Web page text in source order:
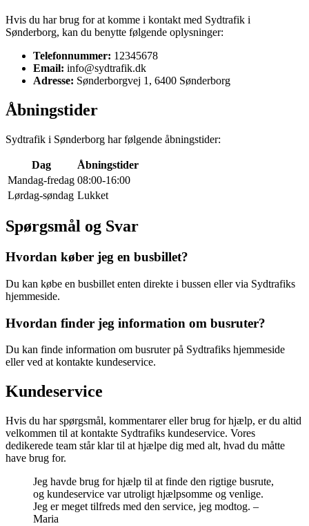
Hvis du har brug for at komme i kontakt med Sydtrafik i
Sønderborg, kan du benytte følgende oplysninger:
Telefonnummer: 12345678
Email: info@sydtrafik.dk
Adresse: Sønderborgvej 1, 6400 Sønderborg
Åbningstider
Sydtrafik i Sønderborg har følgende åbningstider:
Dag
Åbningstider
Mandag-fredag 08:00-16:00
Lørdag-søndag Lukket
Spørgsmål og Svar
Hvordan køber jeg en busbillet?
Du kan købe en busbillet enten direkte i bussen eller via Sydtrafiks
hjemmeside.
Hvordan finder jeg information om busruter?
Du kan finde information om busruter på Sydtrafiks hjemmeside
eller ved at kontakte kundeservice.
Kundeservice
Hvis du har spørgsmål, kommentarer eller brug for hjælp, er du altid
velkommen til at kontakte Sydtrafiks kundeservice. Vores
dedikerede team står klar til at hjælpe dig med alt, hvad du måtte
have brug for.
Jeg havde brug for hjælp til at finde den rigtige busrute,
og kundeservice var utroligt hjælpsomme og venlige.
Jeg er meget tilfreds med den service, jeg modtog. –
Maria